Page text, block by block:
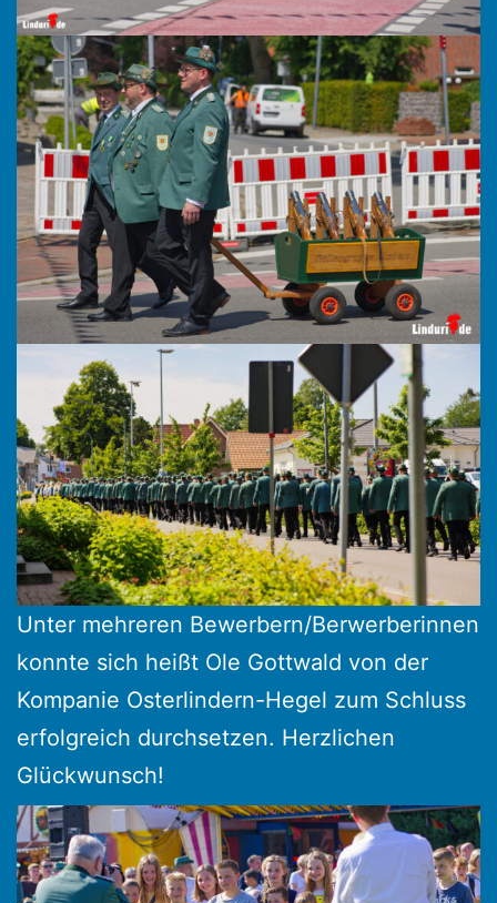
Unter mehreren Bewerbern/Berwerberinnen
konnte sich heißt Ole Gottwald von der
Kompanie Osterlindern-Hegel zum Schluss
erfolgreich durchsetzen. Herzlichen
Glückwunsch!